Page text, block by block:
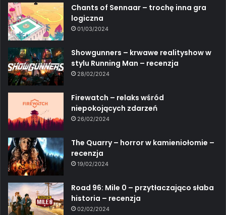
Chants of Sennaar – trochę inna gra
logiczna
01/03/2024
Showgunners – krwawe realityshow w
stylu Running Man – recenzja
28/02/2024
Firewatch – relaks wśród
niepokojących zdarzeń
26/02/2024
The Quarry – horror w kamieniołomie –
recenzja
19/02/2024
Road 96: Mile 0 – przytłaczająco słaba
historia – recenzja
02/02/2024